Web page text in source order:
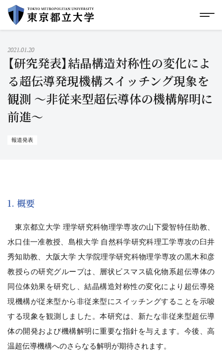
イ
に
グローバルメニューにスキップ メ
2021.01.20
【研究発表】結晶構造対称性の変化によ
る超伝導発現機構スイッチング現象を
観測 ～非従来型超伝導体の機構解明に
前進～
報道発表
1. 概要
東京都立大学 理学研究科物理学専攻の山下愛智特任助教、
水口佳一准教授、島根大学 自然科学研究科理工学専攻の臼井
秀知助教、大阪大学 大学院理学研究科物理学専攻の黒木和彦
教授らの研究グループは、層状ビスマス硫化物系超伝導体の
同位体効果を研究し、結晶構造対称性の変化により超伝導発
現機構が従来型から非従来型にスイッチングすることを示唆
する現象を観測しました。本研究は、新たな非従来型超伝導
体の開発および機構解明に重要な指針を与えます。今後、高
温超伝導機構へのさらなる解明が期待されます。